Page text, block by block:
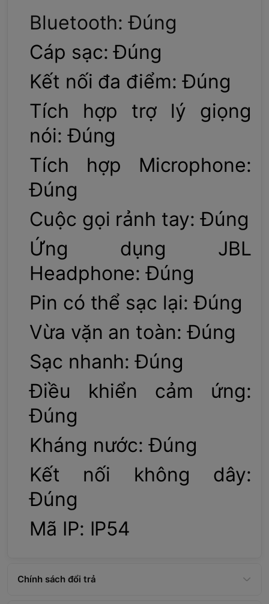
Bluetooth: Đúng
Cáp sạc: Đúng
Kết nối đa điểm: Đúng
Tích hợp trợ lý giọng
nói: Đúng
Tích hợp Microphone:
Đúng
Cuộc gọi rảnh tay: Đúng
Ứng dụng JBL
Headphone: Đúng
Pin có thể sạc lại: Đúng
Vừa vặn an toàn: Đúng
Sạc nhanh: Đúng
Điều khiển cảm ứng:
Đúng
Kháng nước: Đúng
Kết nối không dây:
Đúng
Mã IP: IP54
Chính sách đổi trả